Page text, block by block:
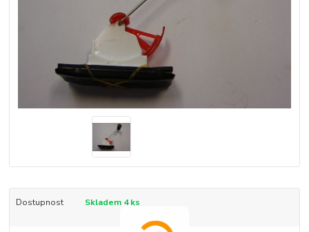
Dostupnost Skladem 4 ks